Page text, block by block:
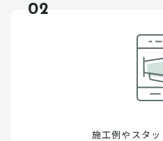
02
施工例やスタッ